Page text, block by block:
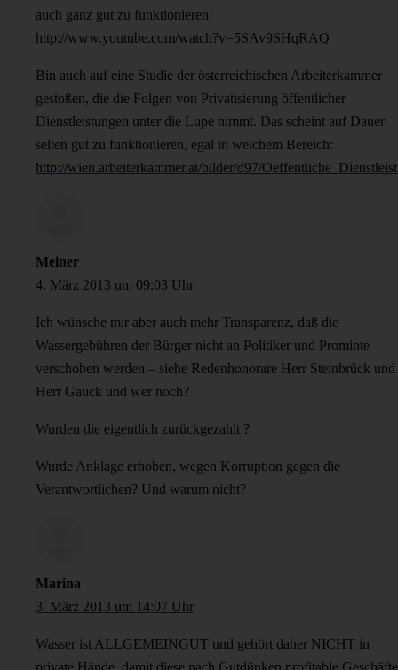
auch ganz gut zu funktionieren:
http://www.youtube.com/watch?v=5SAv9SHqRAQ
Bin auch auf eine Studie der österreichischen Arbeiterkammer
gestoßen, die die Folgen von Privatisierung öffentlicher
Dienstleistungen unter die Lupe nimmt. Das scheint auf Dauer
selten gut zu funktionieren, egal in welchem Bereich:
http://wien.arbeiterkammer.at/bilder/d97/
Meiner
4. März 2013 um 09:03 Uhr
Ich wünsche mir aber auch mehr Transparenz, daß die
Wassergebühren der Bürger nicht an Politiker und Prominte
verschoben werden – siehe Redenhonorare Herr Steinbrück und
Herr Gauck und wer noch?
Wurden die eigentlich zurückgezahlt ?
Wurde Anklage erhoben, wegen Korruption gegen die
Verantwortlichen? Und warum nicht?
Marina
3. März 2013 um 14:07 Uhr
Wasser ist ALLGEMEINGUT und gehört daher NICHT in
private Hände, damit diese nach Gutdünken profitable Geschäfte